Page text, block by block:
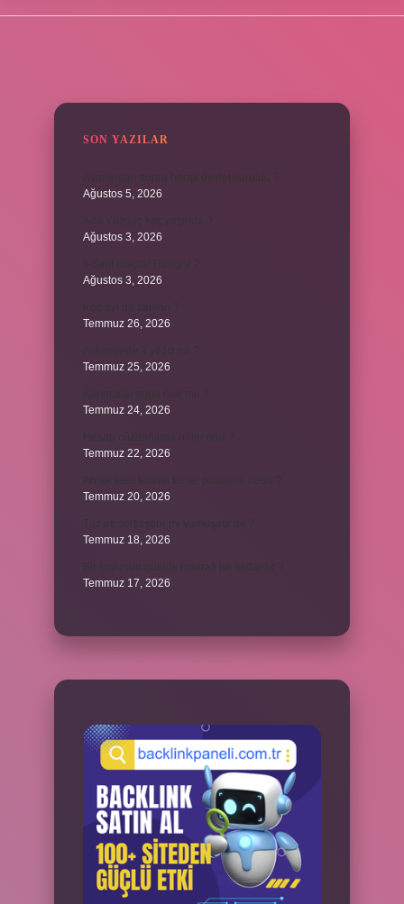
SON YAZILAR
Avarlardan sonra hangi devlet kuruldu ?
Ağustos 5, 2026
Ağustos 3, 2026
Ağustos 3, 2026
Temmuz 26, 2026
Temmuz 25, 2026
Temmuz 24, 2026
Temmuz 22, 2026
Temmuz 20, 2026
Temmuz 18, 2026
Temmuz 17, 2026